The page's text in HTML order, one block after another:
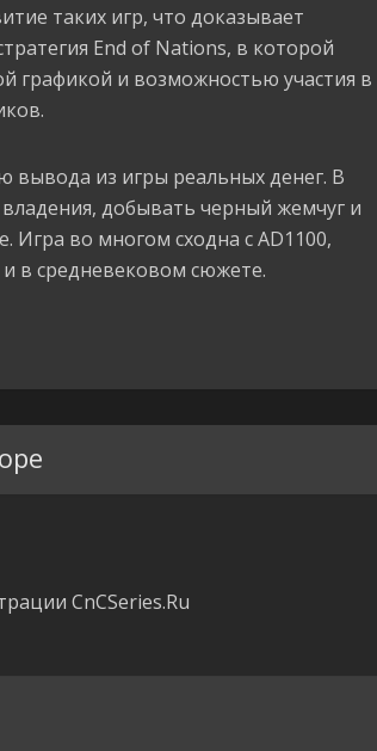
таких игр, что доказывает
End of Nations, в которой
графикой и возможностью участия в
вывода из игры реальных денег. В
добывать черный жемчуг и
Игра во многом сходна с AD1100,
в средневековом сюжете.
CnCSeries.Ru